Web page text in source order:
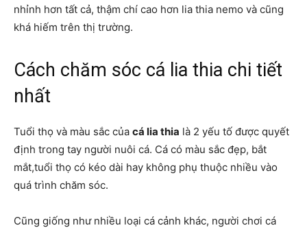
nhỉnh hơn tất cả, thậm chí cao hơn lia thia nemo và cũng
khá hiếm trên thị trường.
Cách chăm sóc cá lia thia chi tiết
nhất
Tuổi thọ và màu sắc của cá lia thia là 2 yếu tố được quyết
định trong tay người nuôi cá. Cá có màu sắc đẹp, bắt
mắt,tuổi thọ có kéo dài hay không phụ thuộc nhiều vào
quá trình chăm sóc.
Cũng giống như nhiều loại cá cảnh khác, người chơi cá